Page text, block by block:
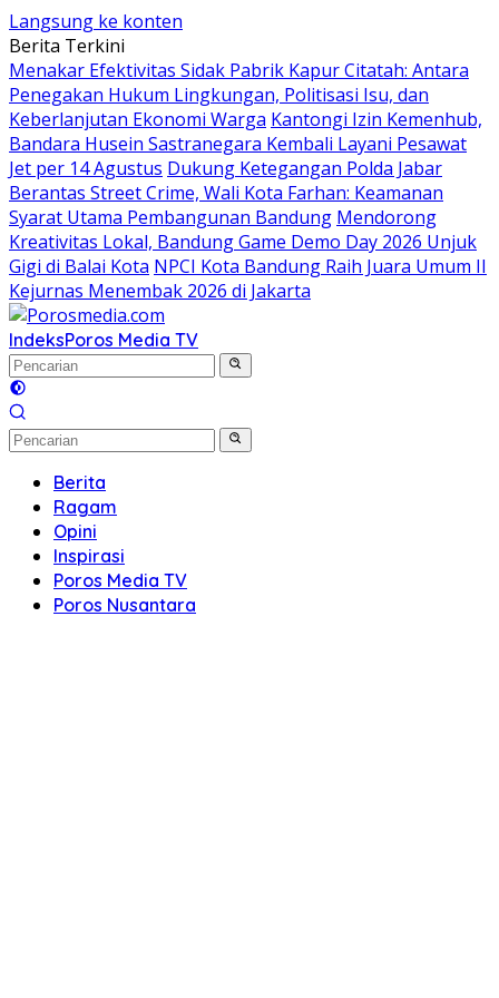
Langsung ke konten
Berita Terkini
Menakar Efektivitas Sidak Pabrik Kapur Citatah: Antara
Penegakan Hukum Lingkungan, Politisasi Isu, dan
Keberlanjutan Ekonomi Warga Kantongi Izin Kemenhub,
Bandara Husein Sastranegara Kembali Layani Pesawat
Jet per 14 Agustus Dukung Ketegangan Polda Jabar
Berantas Street Crime, Wali Kota Farhan: Keamanan
Syarat Utama Pembangunan Bandung Mendorong
Kreativitas Lokal, Bandung Game Demo Day 2026 Unjuk
Gigi di Balai Kota NPCI Kota Bandung Raih Juara Umum II
Kejurnas Menembak 2026 di Jakarta
IndeksPoros Media TV
Berita
Ragam
Opini
Inspirasi
Poros Media TV
Poros Nusantara